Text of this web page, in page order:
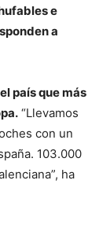
e
a
país que más
“Llevamos
con un
103.000
ha